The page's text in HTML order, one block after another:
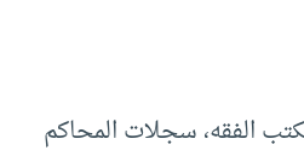
الفقه، سجلات المحاكم